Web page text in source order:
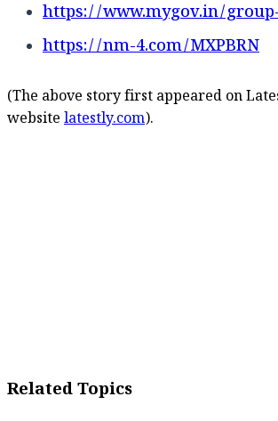
https://www.mygov.in/
https://nm-4.com/MXPBRN
(The above story first appeared on
website latestly.com).
Related Topics